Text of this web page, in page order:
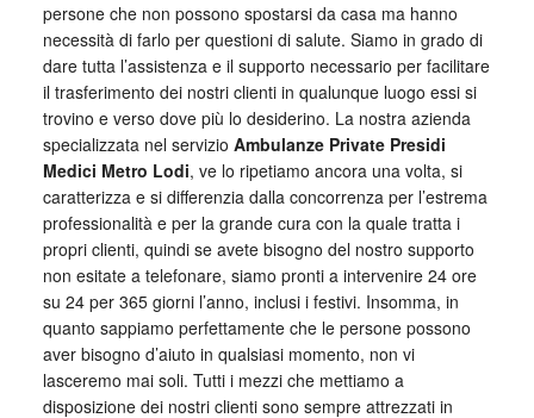
persone che non possono spostarsi da casa ma hanno
necessità di farlo per questioni di salute. Siamo in grado di
dare tutta l’assistenza e il supporto necessario per facilitare
il trasferimento dei nostri clienti in qualunque luogo essi si
trovino e verso dove più lo desiderino. La nostra azienda
specializzata nel servizio Ambulanze Private Presidi
Medici Metro Lodi, ve lo ripetiamo ancora una volta, si
caratterizza e si differenzia dalla concorrenza per l’estrema
professionalità e per la grande cura con la quale tratta i
propri clienti, quindi se avete bisogno del nostro supporto
non esitate a telefonare, siamo pronti a intervenire 24 ore
su 24 per 365 giorni l’anno, inclusi i festivi. Insomma, in
quanto sappiamo perfettamente che le persone possono
aver bisogno d’aiuto in qualsiasi momento, non vi
lasceremo mai soli. Tutti i mezzi che mettiamo a
disposizione dei nostri clienti sono sempre attrezzati in